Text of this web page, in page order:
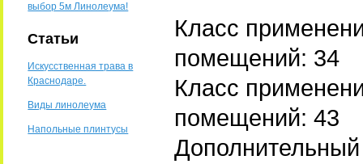
выбор 5м Линолеума!
Статьи
Искусственная трава в
Краснодаре.
Виды линолеума
Напольные плинтусы
Класс
помещений: 34
Класс
помещений: 43